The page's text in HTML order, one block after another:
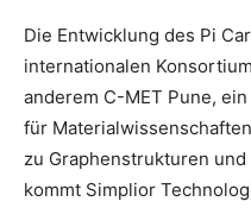
Die Entwicklung des Pi
internationalen
anderem C-MET Pune,
für
zu Graphenstrukturen
kommt Simplior